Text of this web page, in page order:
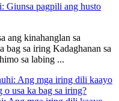
Giunsa pagpili ang husto
ang kinahanglan sa
bag sa iring Kadaghanan sa
sa labing ...